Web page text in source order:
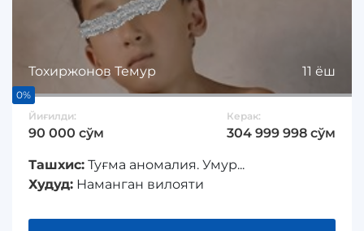
Тохиржонов Темур 11 ёш
0%
Йиғилди:
90 000 сўм
Керак:
304 999 998 сўм
Ташхис: Туғма аномалия. Умур...
Худуд: Наманган вилояти